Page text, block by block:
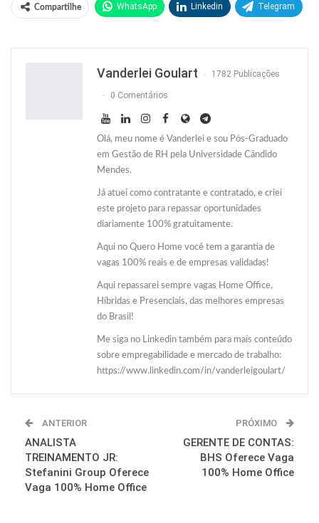
Compartilhe WhatsApp Linkedin Telegram
Vanderlei Goulart 1782 Publicações
0 Comentários
Olá, meu nome é Vanderlei e sou Pós-Graduado
em Gestão de RH pela Universidade Cândido
Mendes.
Já atuei como contratante e contratado, e criei
este projeto para repassar oportunidades
diariamente 100% gratuitamente.
Aqui no Quero Home você tem a garantia de
vagas 100% reais e de empresas validadas!
Aqui repassarei sempre vagas Home Office,
Híbridas e Presenciais, das melhores empresas
do Brasil!
Me siga no Linkedin também para mais conteúdo
sobre empregabilidade e mercado de trabalho:
https://www.linkedin.com/in/vanderleigoulart/
ANTERIOR
ANALISTA
TREINAMENTO JR:
Stefanini Group Oferece
Vaga 100% Home Office
PRÓXIMO
GERENTE DE CONTAS:
BHS Oferece Vaga
100% Home Office